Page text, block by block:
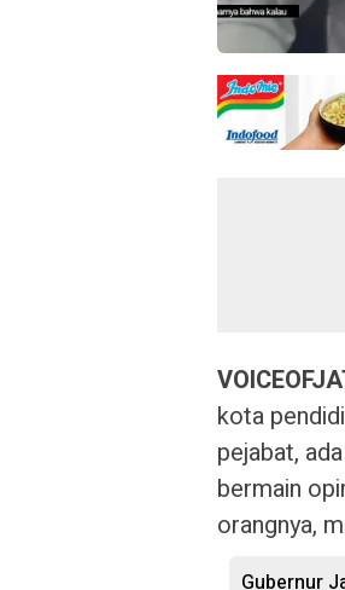
kota
pejabat,
bermain
orangnya,
Gubernur